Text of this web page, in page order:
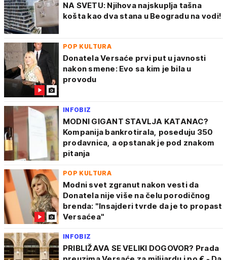
NA SVETU: Njihova najskuplja tašna
košta kao dva stana u Beogradu na vodi!
POP KULTURA
Donatela Versaće prvi put u javnosti
nakon smene: Evo sa kim je bila u
provodu
INFOBIZ
MODNI GIGANT STAVLJA KATANAC?
Kompanija bankrotirala, poseduju 350
prodavnica, a opstanak je pod znakom
pitanja
POP KULTURA
Modni svet zgranut nakon vesti da
Donatela nije više na čelu porodičnog
brenda: "Insajderi tvrde da je to propast
Versaćea"
INFOBIZ
PRIBLIŽAVA SE VELIKI DOGOVOR? Prada